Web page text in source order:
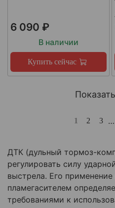
6 090 ₽
В наличии
Купить сейчас
1 2 3 …
ДТК (дульный тормоз-
регулировать силу
выстрела. Его применение
пламегасителем
требованиями к